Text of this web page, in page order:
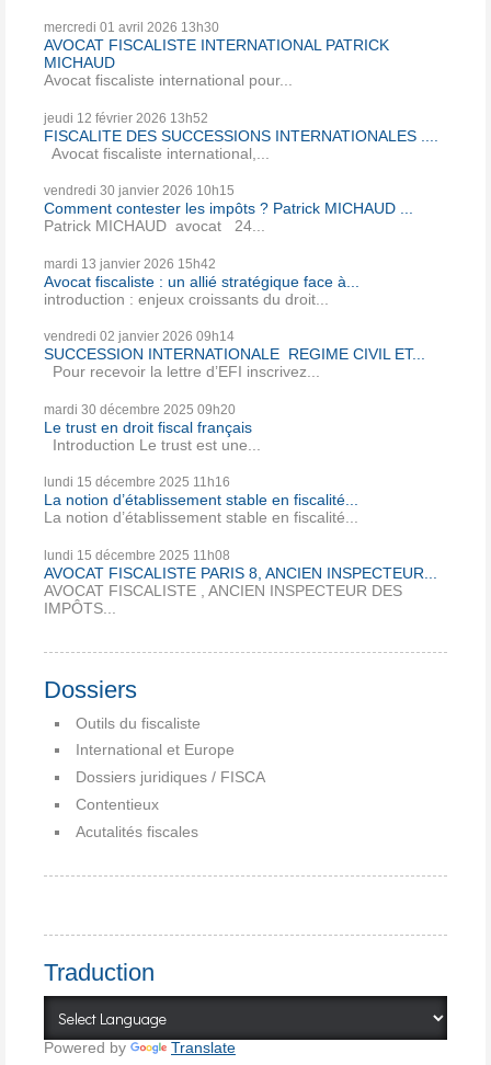
mercredi 01 avril 2026 13h30
AVOCAT FISCALISTE INTERNATIONAL PATRICK
MICHAUD
Avocat fiscaliste international pour...
jeudi 12 février 2026 13h52
FISCALITE DES SUCCESSIONS INTERNATIONALES ....
Avocat fiscaliste international,...
vendredi 30 janvier 2026 10h15
Comment contester les impôts ? Patrick MICHAUD ...
Patrick MICHAUD avocat 24...
mardi 13 janvier 2026 15h42
Avocat fiscaliste : un allié stratégique face à...
introduction : enjeux croissants du droit...
vendredi 02 janvier 2026 09h14
SUCCESSION INTERNATIONALE REGIME CIVIL ET...
Pour recevoir la lettre d’EFI inscrivez...
mardi 30 décembre 2025 09h20
Le trust en droit fiscal français
Introduction Le trust est une...
lundi 15 décembre 2025 11h16
La notion d’établissement stable en fiscalité...
La notion d’établissement stable en fiscalité...
lundi 15 décembre 2025 11h08
AVOCAT FISCALISTE PARIS 8, ANCIEN INSPECTEUR...
AVOCAT FISCALISTE , ANCIEN INSPECTEUR DES
IMPÔTS...
Dossiers
Outils du fiscaliste
International et Europe
Dossiers juridiques / FISCA
Contentieux
Acutalités fiscales
Traduction
Powered by Translate